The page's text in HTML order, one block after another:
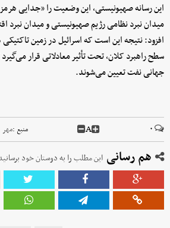
این رسانه صهیونیستی، این وضعیت را «جدایی
میدان نبرد نظامی رژیم صهیونیستی و میدان نبرد
افزود: نتیجه این است که اسرائیل در زمین تاکتیکی
سطح راهبرد کلان، تحت تأثیر معادلاتی قرار
جهانی نفت تعیین می‌شوند.
۰ A منبع :مهر
هم رسانی این مطلب را به دوستان خود